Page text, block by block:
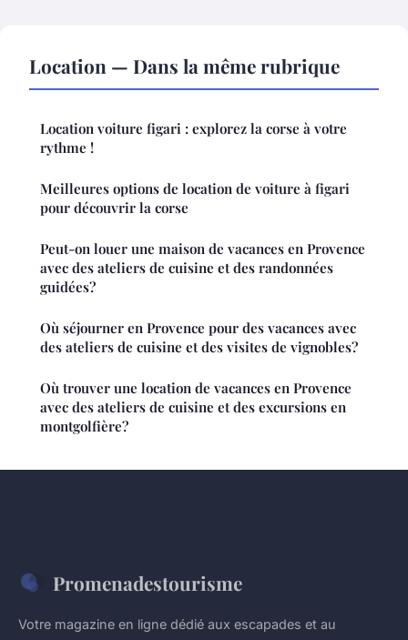
Location — Dans la même rubrique
Location voiture figari : explorez la corse à votre
rythme !
Meilleures options de location de voiture à figari
pour découvrir la corse
Peut-on louer une maison de vacances en Provence
avec des ateliers de cuisine et des randonnées
guidées?
Où séjourner en Provence pour des vacances avec
des ateliers de cuisine et des visites de vignobles?
Où trouver une location de vacances en Provence
avec des ateliers de cuisine et des excursions en
montgolfière?
Promenadestourisme
Votre magazine en ligne dédié aux escapades et au